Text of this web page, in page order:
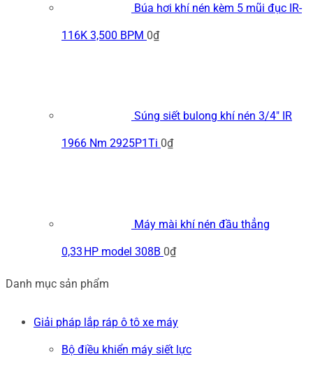
Búa hơi khí nén kèm 5 mũi đục IR-
116K 3,500 BPM 0₫
Súng siết bulong khí nén 3/4" IR
1966 Nm 2925P1Ti 0₫
Máy mài khí nén đầu thẳng
0,33 HP model 308B 0₫
Danh mục sản phẩm
Giải pháp lắp ráp ô tô xe máy
Bộ điều khiển máy siết lực